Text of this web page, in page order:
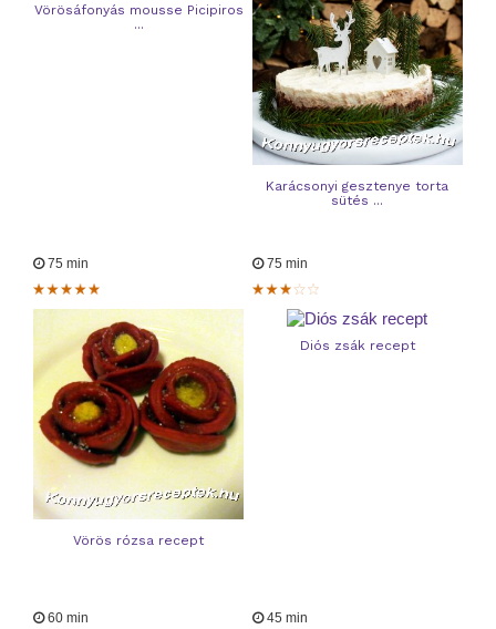
Vörösáfonyás mousse Picipiros
...
Karácsonyi gesztenye torta
sütés ...
75 min
Vörös rózsa recept
75 min
Diós zsák recept
60 min 45 min